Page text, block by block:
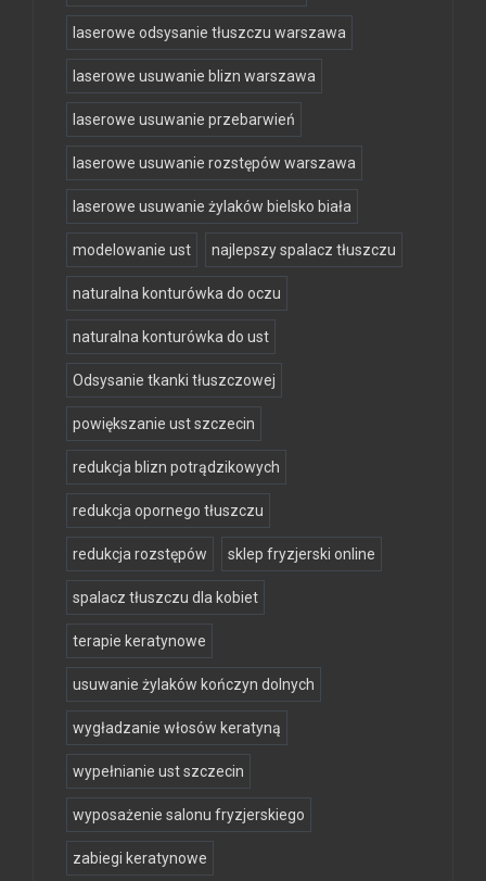
laserowe odsysanie tłuszczu warszawa
laserowe usuwanie blizn warszawa
laserowe usuwanie przebarwień
laserowe usuwanie rozstępów warszawa
laserowe usuwanie żylaków bielsko biała
modelowanie ust najlepszy spalacz tłuszczu
naturalna konturówka do oczu
naturalna konturówka do ust
Odsysanie tkanki tłuszczowej
powiększanie ust szczecin
redukcja blizn potrądzikowych
redukcja opornego tłuszczu
redukcja rozstępów sklep fryzjerski online
spalacz tłuszczu dla kobiet
terapie keratynowe
usuwanie żylaków kończyn dolnych
wygładzanie włosów keratyną
wypełnianie ust szczecin
wyposażenie salonu fryzjerskiego
zabiegi keratynowe